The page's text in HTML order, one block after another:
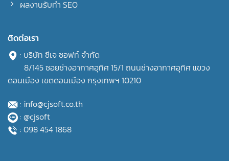
ผลงานรับทำ SEO
ติดต่อเรา
: บริษัท ซีเจ ซอฟท์ จำกัด
8/145 ซอยช่างอากาศอุทิศ 15/1 ถนนช่างอากาศอุทิศ แขวง
ดอนเมือง เขตดอนเมือง กรุงเทพฯ 10210
: info@cjsoft.co.th
: @cjsoft
: 098 454 1868